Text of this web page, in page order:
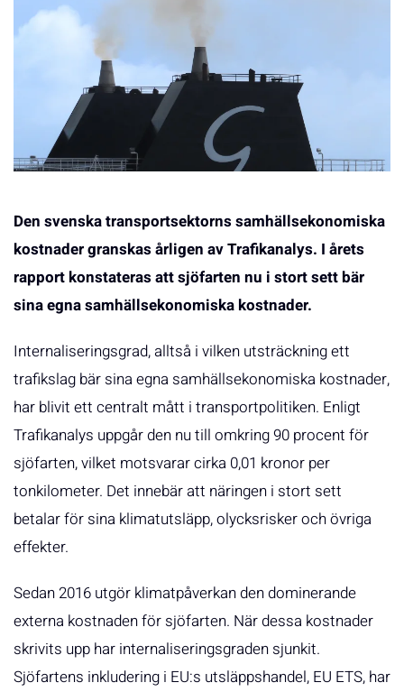
Den svenska transportsektorns samhällsekonomiska
kostnader granskas årligen av Trafikanalys. I årets
rapport konstateras att sjöfarten nu i stort sett bär
sina egna samhällsekonomiska kostnader.
Internaliseringsgrad, alltså i vilken utsträckning ett
trafikslag bär sina egna samhällsekonomiska kostnader,
har blivit ett centralt mått i transportpolitiken. Enligt
Trafikanalys uppgår den nu till omkring 90 procent för
sjöfarten, vilket motsvarar cirka 0,01 kronor per
tonkilometer. Det innebär att näringen i stort sett
betalar för sina klimatutsläpp, olycksrisker och övriga
effekter.
Sedan 2016 utgör klimatpåverkan den dominerande
externa kostnaden för sjöfarten. När dessa kostnader
skrivits upp har internaliseringsgraden sjunkit.
Sjöfartens inkludering i EU:s utsläppshandel, EU ETS, har